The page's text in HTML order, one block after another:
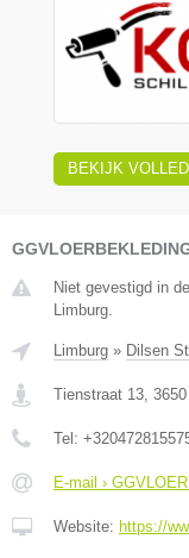
BEKIJK
Niet gevestigd in
Limburg.
Limburg » Dilsen
Tienstraat 13, 3650
Tel:
E-mail ›
Website: https://